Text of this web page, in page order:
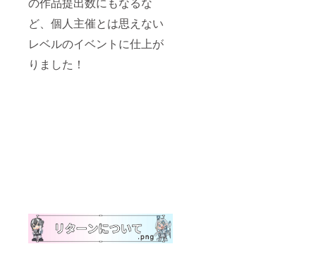
ど、個人主催とは思えない
レベルのイベントに仕上が
りました！